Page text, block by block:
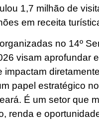
1,7 milhão de
em receita
no 14º
visam aprofundar
impactam
papel estratégico
É um setor que
renda e